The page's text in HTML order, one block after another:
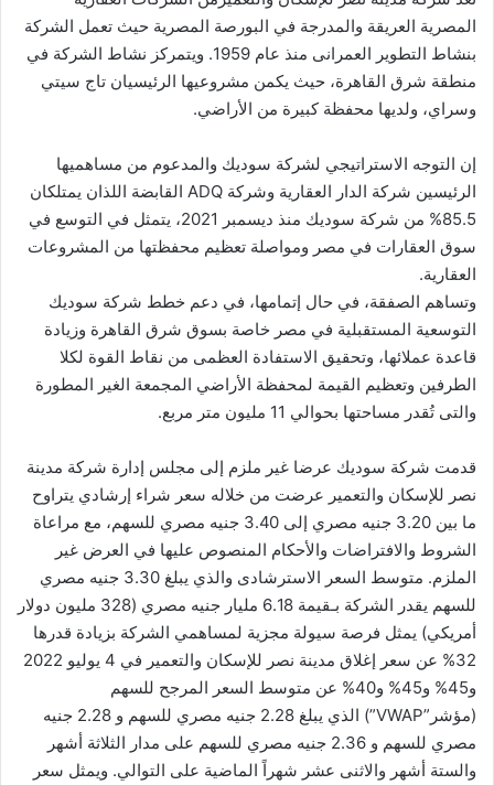
المصرية العريقة والمدرجة في البورصة المصرية حيث تعمل الشركة
بنشاط التطوير العمرانى منذ عام 1959. ويتمركز نشاط الشركة في
منطقة شرق القاهرة، حيث يكمن مشروعيها الرئيسيان تاج سيتي
وسراي، ولديها محفظة كبيرة من الأراضي.
إن التوجه الاستراتيجي لشركة سوديك والمدعوم من مساهميها
الرئيسين شركة الدار العقارية وشركة ADQ القابضة اللذان يمتلكان
85.5% من شركة سوديك منذ ديسمبر 2021، يتمثل في التوسع في
سوق العقارات في مصر ومواصلة تعظيم محفظتها من المشروعات
العقارية.
وتساهم الصفقة، في حال إتمامها، في دعم خطط شركة سوديك
التوسعية المستقبلية في مصر خاصة بسوق شرق القاهرة وزيادة
قاعدة عملائها، وتحقيق الاستفادة العظمى من نقاط القوة لكلا
الطرفين وتعظيم القيمة لمحفظة الأراضي المجمعة الغير المطورة
والتى تُقدر مساحتها بحوالي 11 مليون متر مربع.
قدمت شركة سوديك عرضا غير ملزم إلى مجلس إدارة شركة مدينة
نصر للإسكان والتعمير عرضت من خلاله سعر شراء إرشادي يتراوح
ما بين 3.20 جنيه مصري إلى 3.40 جنيه مصري للسهم، مع مراعاة
الشروط والافتراضات والأحكام المنصوص عليها في العرض غير
الملزم. متوسط السعر الاسترشادى والذي يبلغ 3.30 جنيه مصري
للسهم يقدر الشركة بـقيمة 6.18 مليار جنيه مصري (328 مليون دولار
أمريكي) يمثل فرصة سيولة مجزية لمساهمي الشركة بزيادة قدرها
32% عن سعر إغلاق مدينة نصر للإسكان والتعمير في 4 يوليو 2022
و45% و45% و40% عن متوسط السعر المرجح للسهم
(مؤشر”VWAP”) الذي يبلغ 2.28 جنيه مصري للسهم و 2.28 جنيه
مصري للسهم و 2.36 جنيه مصري للسهم على مدار الثلاثة أشهر
والستة أشهر والاثنى عشر شهراً الماضية على التوالي. ويمثل سعر